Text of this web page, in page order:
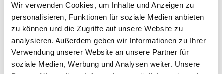
Wir verwenden Cookies, um Inhalte und Anzeigen zu
personalisieren, Funktionen für soziale Medien anbieten
zu können und die Zugriffe auf unsere Website zu
analysieren. Außerdem geben wir Informationen zu Ihrer
Verwendung unserer Website an unsere Partner für
soziale Medien, Werbung und Analysen weiter. Unsere
viele wertvolle Kontakte ergeben“, sagt Calvin.
Mentale Stärke zählt Calvin zu seinen größten Stärken.
„Kurz vor dem Start werde ich eher ruhiger und
fokussierter. Ich kann mit Druck gut umgehen.“